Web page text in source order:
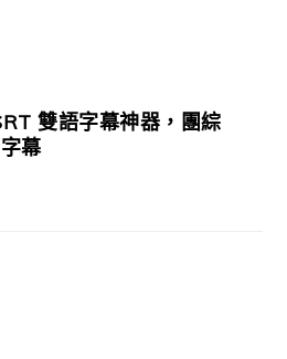
雙語字幕神器，團綜
幕